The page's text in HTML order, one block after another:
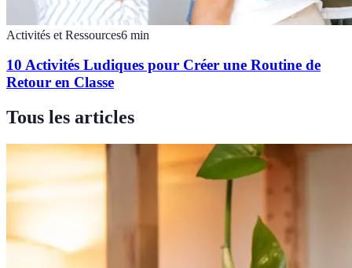
Activités et Ressources6 min
10 Activités Ludiques pour Créer une Routine de
Retour en Classe
Tous les articles